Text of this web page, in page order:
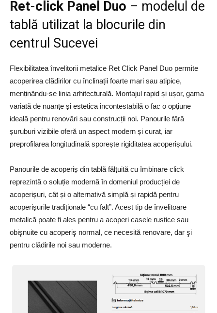
Ret-click Panel Duo – modelul de
tablă utilizat la blocurile din
centrul Sucevei
Flexibilitatea învelitorii metalice Ret Click Panel Duo permite
acoperirea clădirilor cu înclinații foarte mari sau atipice,
menținându-se linia arhitecturală. Montajul rapid și ușor, gama
variată de nuanțe și estetica incontestabilă o fac o opțiune
ideală pentru renovări sau construcții noi. Panourile fără
șuruburi vizibile oferă un aspect modern și curat, iar
preprofilarea longitudinală sporește rigiditatea acoperișului.
Panourile de acoperiș din tablă fălțuită cu îmbinare click
reprezintă o soluție modernă în domeniul producției de
acoperișuri, cât și o alternativă simplă și rapidă pentru
acoperișurile tradiționale “cu falt”. Acest tip de învelitoare
metalică poate fi ales pentru a acoperi casele rustice sau
obişnuite cu acoperiş normal, ce necesită renovare, dar şi
pentru clădirile noi sau moderne.